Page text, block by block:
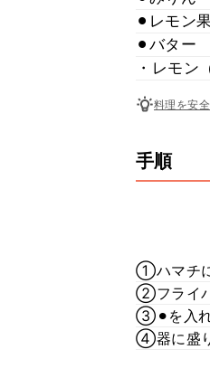
⚫︎レモン
⚫︎バター
・レモン
料理を安
手順
①ハマチに
②フライパ
③⚫︎を入れ
④器に盛り